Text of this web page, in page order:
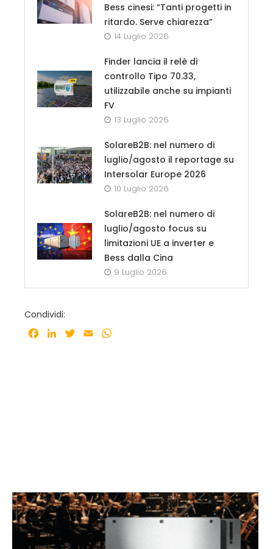
Bess cinesi: “Tanti progetti in
ritardo. Serve chiarezza”
14 Luglio 2026
Finder lancia il relè di
controllo Tipo 70.33,
utilizzabile anche su impianti
FV
13 Luglio 2026
SolareB2B: nel numero di
luglio/agosto il reportage su
Intersolar Europe 2026
10 Luglio 2026
SolareB2B: nel numero di
luglio/agosto focus su
limitazioni UE a inverter e
Bess dalla Cina
9 Luglio 2026
Condividi:
Facebook
LinkedInTwitter
Email